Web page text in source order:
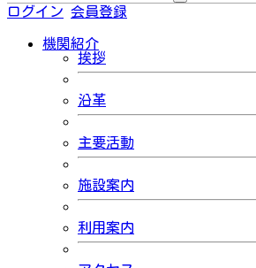
ログイン 会員登録
機関紹介
挨拶
沿革
主要活動
施設案内
利用案内